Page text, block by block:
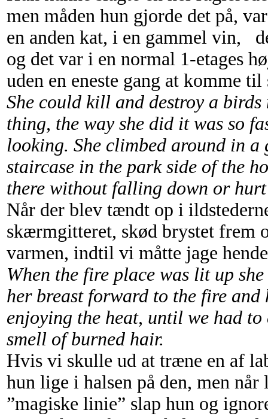
men måden hun gjorde det på,
en anden kat, i en gammel vin,
og det var i en normal 1-etages
uden en eneste gang at komme
She could kill and destroy a
thing, the way she did it was so
looking. She climbed around in
staircase in the park side of the
there without falling down or
Når der blev tændt op i
skærmgitteret, skød brystet frem
varmen, indtil vi måtte jage
When the fire place was lit up
her breast forward to the fire and
enjoying the heat, until we had
smell of burned hair.
Hvis vi skulle ud at træne en af
hun lige i halsen på den, men
”magiske linie” slap hun og